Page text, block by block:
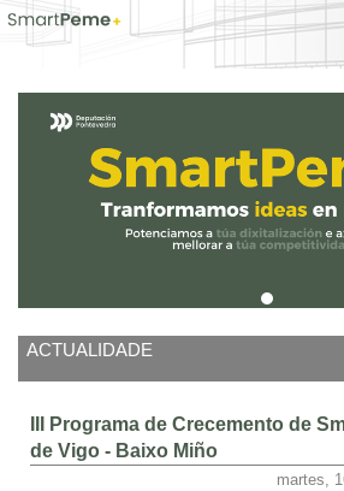
Inicio
ACTUALIDADE
III Programa de Crecemento de
de Vigo - Baixo Miño
martes,